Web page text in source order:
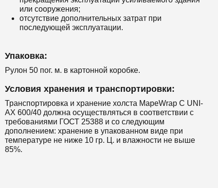
или сооружения;
отсутствие дополнительных затрат при
последующей эксплуатации.
Упаковка:
Рулон 50 пог. м. в картонной коробке.
Условия хранения и транспортировки:
Транспортировка и хранение холста MapeWrap C UNI-
AX 600/40 должна осуществляться в соответствии с
требованиями ГОСТ 25388 и со следующим
дополнением: хранение в упакованном виде при
температуре не ниже 10 гр. Ц. и влажности не выше
85%.